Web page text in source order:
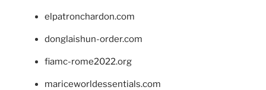
elpatronchardon.com
donglaishun-order.com
fiamc-rome2022.org
mariceworldessentials.com